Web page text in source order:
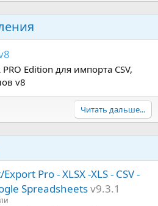
Edition для импорта CSV,
v8
Читать дальше...
Pro - XLSX -XLS - CSV -
Spreadsheetsv9.3.1